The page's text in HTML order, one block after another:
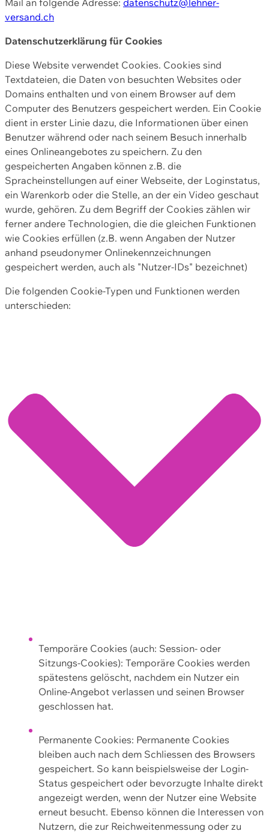
versand.ch
Datenschutzerklärung für Cookies
Diese Website verwendet Cookies. Cookies sind
Textdateien, die Daten von besuchten Websites oder
Domains enthalten und von einem Browser auf dem
Computer des Benutzers gespeichert werden. Ein Cookie
dient in erster Linie dazu, die Informationen über einen
Benutzer während oder nach seinem Besuch innerhalb
eines Onlineangebotes zu speichern. Zu den
gespeicherten Angaben können z.B. die
Spracheinstellungen auf einer Webseite, der Loginstatus,
ein Warenkorb oder die Stelle, an der ein Video geschaut
wurde, gehören. Zu dem Begriff der Cookies zählen wir
ferner andere Technologien, die die gleichen Funktionen
wie Cookies erfüllen (z.B. wenn Angaben der Nutzer
anhand pseudonymer Onlinekennzeichnungen
gespeichert werden, auch als "Nutzer-IDs" bezeichnet)
Die folgenden Cookie-Typen und Funktionen werden
unterschieden:
Temporäre Cookies (auch: Session- oder
Sitzungs-Cookies): Temporäre Cookies werden
spätestens gelöscht, nachdem ein Nutzer ein
Online-Angebot verlassen und seinen Browser
geschlossen hat.
Permanente Cookies: Permanente Cookies
bleiben auch nach dem Schliessen des Browsers
gespeichert. So kann beispielsweise der Login-
Status gespeichert oder bevorzugte Inhalte direkt
angezeigt werden, wenn der Nutzer eine Website
erneut besucht. Ebenso können die Interessen von
Nutzern, die zur Reichweitenmessung oder zu